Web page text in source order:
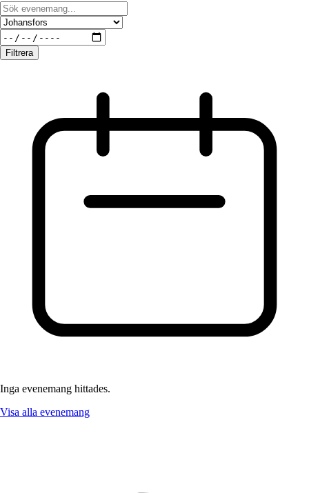
Filtrera
Inga evenemang hittades.
Visa alla evenemang